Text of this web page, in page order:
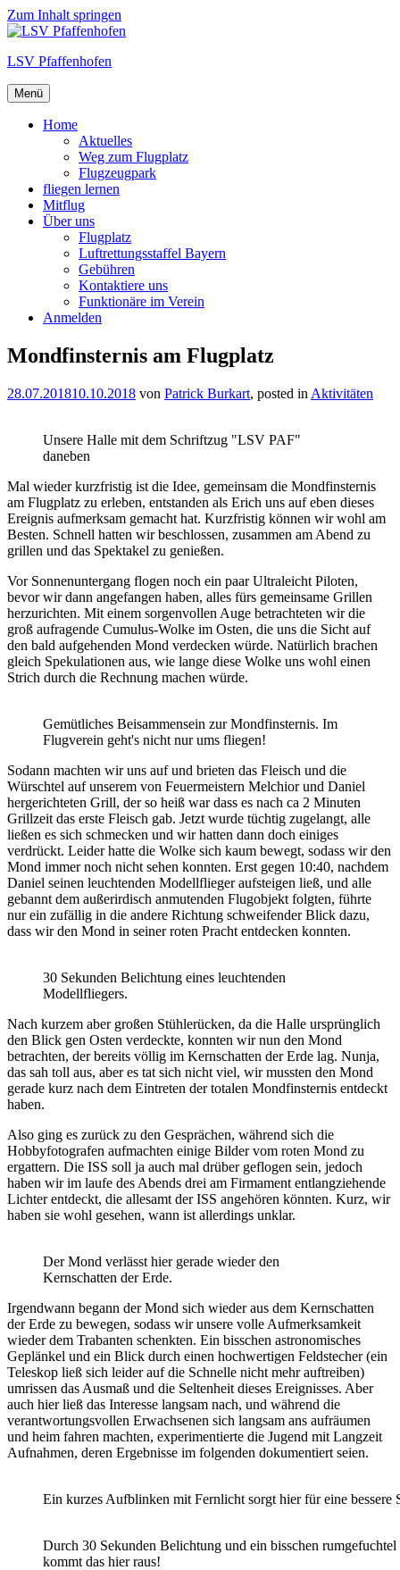
Zum Inhalt springen
LSV Pfaffenhofen
Menü
Home
Aktuelles
Weg zum Flugplatz
Flugzeugpark
fliegen lernen
Mitflug
Über uns
Flugplatz
Luftrettungsstaffel Bayern
Gebühren
Kontaktiere uns
Funktionäre im Verein
Anmelden
Mondfinsternis am Flugplatz
28.07.201810.10.2018 von Patrick Burkart, posted in Aktivitäten
Unsere Halle mit dem Schriftzug "LSV PAF"
daneben
Mal wieder kurzfristig ist die Idee, gemeinsam die Mondfinsternis
am Flugplatz zu erleben, entstanden als Erich uns auf eben dieses
Ereignis aufmerksam gemacht hat. Kurzfristig können wir wohl am
Besten. Schnell hatten wir beschlossen, zusammen am Abend zu
grillen und das Spektakel zu genießen.
Vor Sonnenuntergang flogen noch ein paar Ultraleicht Piloten,
bevor wir dann angefangen haben, alles fürs gemeinsame Grillen
herzurichten. Mit einem sorgenvollen Auge betrachteten wir die
groß aufragende Cumulus-Wolke im Osten, die uns die Sicht auf
den bald aufgehenden Mond verdecken würde. Natürlich brachen
gleich Spekulationen aus, wie lange diese Wolke uns wohl einen
Strich durch die Rechnung machen würde.
Gemütliches Beisammensein zur Mondfinsternis. Im
Flugverein geht's nicht nur ums fliegen!
Sodann machten wir uns auf und brieten das Fleisch und die
Würschtel auf unserem von Feuermeistern Melchior und Daniel
hergerichteten Grill, der so heiß war dass es nach ca 2 Minuten
Grillzeit das erste Fleisch gab. Jetzt wurde tüchtig zugelangt, alle
ließen es sich schmecken und wir hatten dann doch einiges
verdrückt. Leider hatte die Wolke sich kaum bewegt, sodass wir den
Mond immer noch nicht sehen konnten. Erst gegen 10:40, nachdem
Daniel seinen leuchtenden Modellflieger aufsteigen ließ, und alle
gebannt dem außerirdisch anmutenden Flugobjekt folgten, führte
nur ein zufällig in die andere Richtung schweifender Blick dazu,
dass wir den Mond in seiner roten Pracht entdecken konnten.
30 Sekunden Belichtung eines leuchtenden
Modellfliegers.
Nach kurzem aber großen Stühlerücken, da die Halle ursprünglich
den Blick gen Osten verdeckte, konnten wir nun den Mond
betrachten, der bereits völlig im Kernschatten der Erde lag. Nunja,
das sah toll aus, aber es tat sich nicht viel, wir mussten den Mond
gerade kurz nach dem Eintreten der totalen Mondfinsternis entdeckt
haben.
Also ging es zurück zu den Gesprächen, während sich die
Hobbyfotografen aufmachten einige Bilder vom roten Mond zu
ergattern. Die ISS soll ja auch mal drüber geflogen sein, jedoch
haben wir im laufe des Abends drei am Firmament entlangziehende
Lichter entdeckt, die allesamt der ISS angehören könnten. Kurz, wir
haben sie wohl gesehen, wann ist allerdings unklar.
Der Mond verlässt hier gerade wieder den
Kernschatten der Erde.
Irgendwann begann der Mond sich wieder aus dem Kernschatten
der Erde zu bewegen, sodass wir unsere volle Aufmerksamkeit
wieder dem Trabanten schenkten. Ein bisschen astronomisches
Geplänkel und ein Blick durch einen hochwertigen Feldstecher (ein
Teleskop ließ sich leider auf die Schnelle nicht mehr auftreiben)
umrissen das Ausmaß und die Seltenheit dieses Ereignisses. Aber
auch hier ließ das Interesse langsam nach, und während die
verantwortungsvollen Erwachsenen sich langsam ans aufräumen
und heim fahren machten, experimentierte die Jugend mit Langzeit
Aufnahmen, deren Ergebnisse im folgenden dokumentiert seien.
Ein kurzes Aufblinken mit Fernlicht sorgt hier für eine
Durch 30 Sekunden Belichtung und ein bisschen rumgefuchtel
kommt das hier raus!